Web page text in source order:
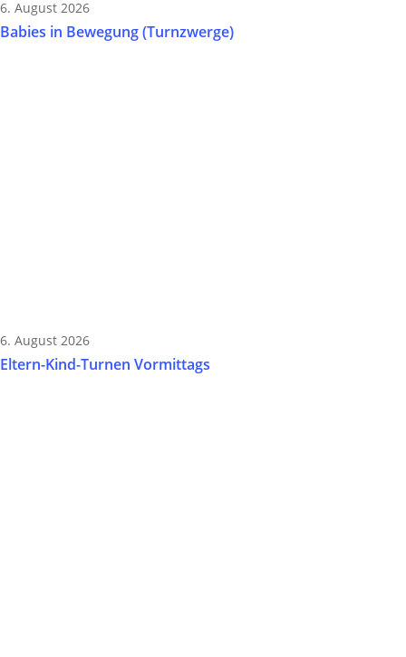
6. August 2026
Babies in Bewegung (Turnzwerge)
6. August 2026
Eltern-Kind-Turnen Vormittags